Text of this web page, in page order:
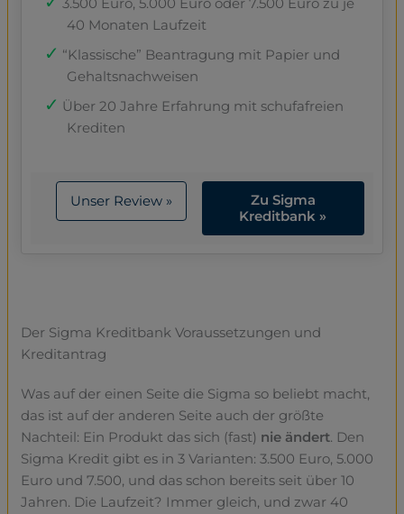
3.500 Euro, 5.000 Euro oder 7.500 Euro zu je
40 Monaten Laufzeit
“Klassische” Beantragung mit Papier und
Gehaltsnachweisen
Über 20 Jahre Erfahrung mit schufafreien
Krediten
Unser Review »
Zu Sigma
Kreditbank »
Der Sigma Kreditbank Voraussetzungen und
Kreditantrag
Was auf der einen Seite die Sigma so beliebt macht,
das ist auf der anderen Seite auch der größte
Nachteil: Ein Produkt das sich (fast) nie ändert. Den
Sigma Kredit gibt es in 3 Varianten: 3.500 Euro, 5.000
Euro und 7.500, und das schon bereits seit über 10
Jahren. Die Laufzeit? Immer gleich, und zwar 40